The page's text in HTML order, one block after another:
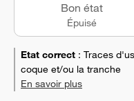
Bon état
Épuisé
Etat correct : Traces
coque et/ou la tranche
En savoir plus